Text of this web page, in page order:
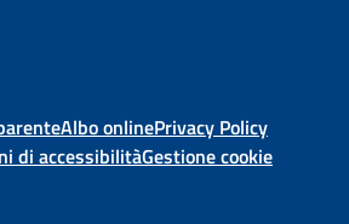
Albo onlinePrivacy Policy
di accessibilitàGestione cookie